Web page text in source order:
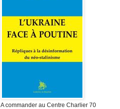
A commander au Centre Charlier 70